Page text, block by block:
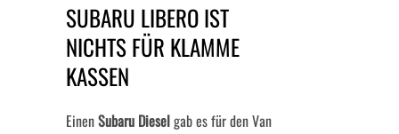
SUBARU LIBERO IST
NICHTS FÜR KLAMME
KASSEN
EinenSubaru Dieselgab es für den Van